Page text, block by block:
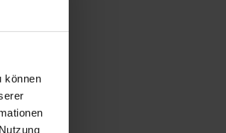
können